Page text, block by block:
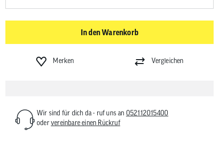
In den Warenkorb
Merken Vergleichen
Wir sind für dich da - ruf uns an 052112015400
odervereinbare einen Rückruf